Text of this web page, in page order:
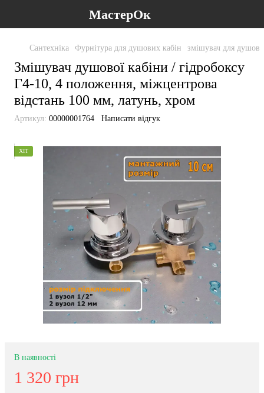
МастерОк
Сантехніка Фурнітура для душових кабін змішувач для
Змішувач душової кабіни / гідробоксу
Г4-10, 4 положення, міжцентрова
відстань 100 мм, латунь, хром
Артикул: 00000001764 Написати відгук
ХІТ
В наявності
1 320 грн